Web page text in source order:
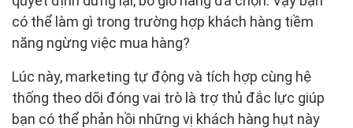
có thể làm gì trong trường hợp khách hàng tiềm
năng ngừng việc mua hàng?
Lúc này, marketing tự động và tích hợp cùng hệ
thống theo dõi đóng vai trò là trợ thủ đắc lực giúp
bạn có thể phản hồi những vị khách hàng hụt này